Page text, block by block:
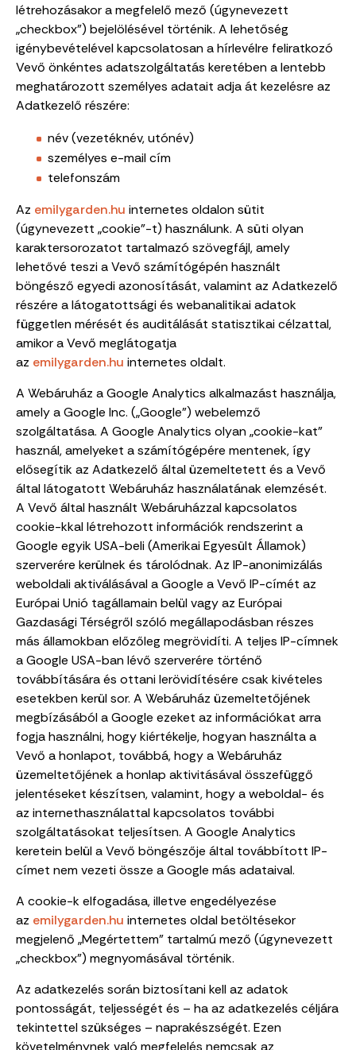
létrehozásakor a megfelelő mező (úgynevezett
„checkbox”) bejelölésével történik. A lehetőség
igénybevételével kapcsolatosan a hírlevélre feliratkozó
Vevő önkéntes adatszolgáltatás keretében a lentebb
meghatározott személyes adatait adja át kezelésre az
Adatkezelő részére:
név (vezetéknév, utónév)
személyes e-mail cím
telefonszám
Az emilygarden.hu internetes oldalon sütit
(úgynevezett „cookie”-t) használunk. A süti olyan
karaktersorozatot tartalmazó szövegfájl, amely
lehetővé teszi a Vevő számítógépén használt
böngésző egyedi azonosítását, valamint az Adatkezelő
részére a látogatottsági és webanalitikai adatok
független mérését és auditálását statisztikai célzattal,
amikor a Vevő meglátogatja
az emilygarden.hu internetes oldalt.
A Webáruház a Google Analytics alkalmazást használja,
amely a Google Inc. („Google”) webelemző
szolgáltatása. A Google Analytics olyan „cookie-kat”
használ, amelyeket a számítógépére mentenek, így
elősegítik az Adatkezelő által üzemeltetett és a Vevő
által látogatott Webáruház használatának elemzését.
A Vevő által használt Webáruházzal kapcsolatos
cookie-kkal létrehozott információk rendszerint a
Google egyik USA-beli (Amerikai Egyesült Államok)
szerverére kerülnek és tárolódnak. Az IP-anonimizálás
weboldali aktiválásával a Google a Vevő IP-címét az
Európai Unió tagállamain belül vagy az Európai
Gazdasági Térségről szóló megállapodásban részes
más államokban előzőleg megrövidíti. A teljes IP-címnek
a Google USA-ban lévő szerverére történő
továbbítására és ottani lerövidítésére csak kivételes
esetekben kerül sor. A Webáruház üzemeltetőjének
megbízásából a Google ezeket az információkat arra
fogja használni, hogy kiértékelje, hogyan használta a
Vevő a honlapot, továbbá, hogy a Webáruház
üzemeltetőjének a honlap aktivitásával összefüggő
jelentéseket készítsen, valamint, hogy a weboldal- és
az internethasználattal kapcsolatos további
szolgáltatásokat teljesítsen. A Google Analytics
keretein belül a Vevő böngészője által továbbított IP-
címet nem vezeti össze a Google más adataival.
A cookie-k elfogadása, illetve engedélyezése
az emilygarden.hu internetes oldal betöltésekor
megjelenő „Megértettem” tartalmú mező (úgynevezett
„checkbox”) megnyomásával történik.
Az adatkezelés során biztosítani kell az adatok
pontosságát, teljességét és – ha az adatkezelés céljára
tekintettel szükséges – naprakészségét. Ezen
követelménynek való megfelelés nemcsak az